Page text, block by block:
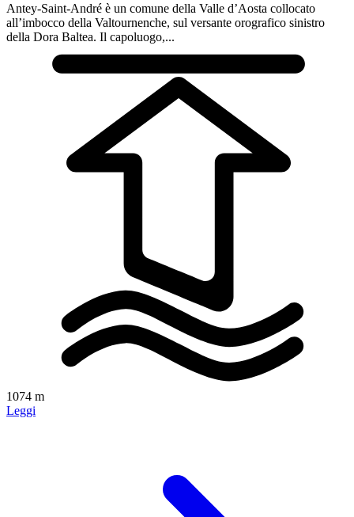
Antey-Saint-André è un comune della Valle d’Aosta collocato
all’imbocco della Valtournenche, sul versante orografico sinistro
della Dora Baltea. Il capoluogo,...
1074 m
Leggi